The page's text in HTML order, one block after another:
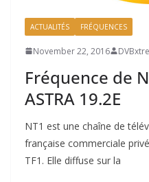
ACTUALITÉS FRÉQUENCES
November 22, 2016
Fréquence de
ASTRA 19.2E
NT1 est une chaîne de
française commerciale
TF1. Elle diffuse sur la